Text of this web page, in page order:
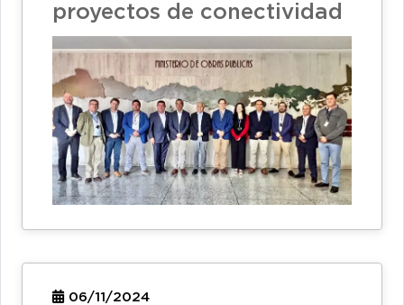
proyectos de conectividad
06/11/2024